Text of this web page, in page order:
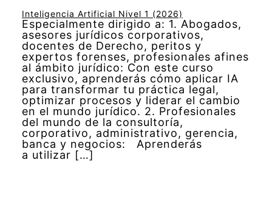
Inteligencia Artificial Nivel 1 (2026)
Especialmente dirigido a: 1. Abogados,
asesores jurídicos corporativos,
docentes de Derecho, peritos y
expertos forenses, profesionales afines
al ámbito jurídico: Con este curso
exclusivo, aprenderás cómo aplicar IA
para transformar tu práctica legal,
optimizar procesos y liderar el cambio
en el mundo jurídico. 2. Profesionales
del mundo de la consultoría,
corporativo, administrativo, gerencia,
banca y negocios: Aprenderás
a utilizar […]